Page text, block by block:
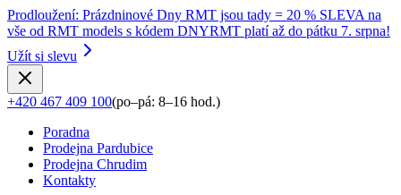
Prodloužení: Prázdninové Dny RMT jsou tady = 20 % SLEVA na
vše od RMT models s kódem DNYRMT platí až do pátku 7. srpna!
Užít si slevu
+420 467 409 100(po–pá: 8–16 hod.)
Poradna
Prodejna Pardubice
Prodejna Chrudim
Kontakty